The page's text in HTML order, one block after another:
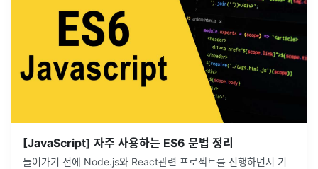
[JavaScript] 자주 사용하는 ES6 문법 정리
들어가기 전에 Node.js와 React관련 프로젝트를 진행하면서 기